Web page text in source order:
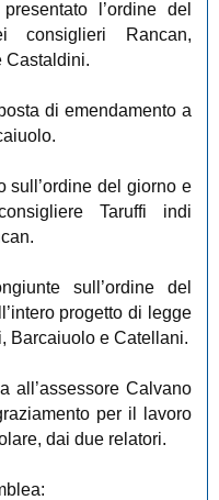
l’ordine del
Rancan,
Castaldini.
di emendamento a
sull’ordine del giorno e
Taruffi indi
sull’ordine del
progetto di legge
Barcaiuolo e Catellani.
all’assessore Calvano
per il lavoro
dai due relatori.